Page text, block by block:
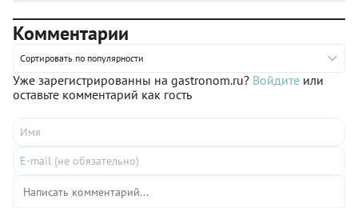
Комментарии
Сортировать по популярности
Уже зарегистрированны на gastronom.ru? Войдите или
оставьте комментарий как гость